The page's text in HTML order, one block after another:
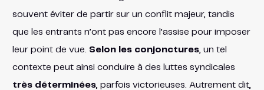
souvent éviter de partir sur un conflit majeur, tandis
que les entrants n’ont pas encore l’assise pour imposer
leur point de vue. Selon les conjonctures, un tel
contexte peut ainsi conduire à des luttes syndicales
très déterminées, parfois victorieuses​. Autrement dit,